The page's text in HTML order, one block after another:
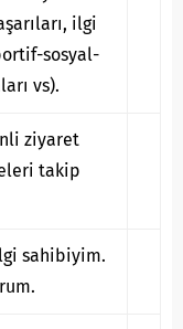
ilgi
sosyal-
vs).
ziyaret
takip
sahibiyim.